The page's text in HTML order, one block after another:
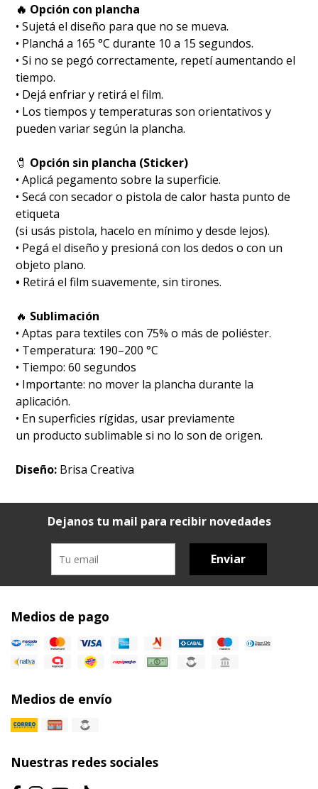
🔥 Opción con plancha
• Sujetá el diseño para que no se mueva.
• Planchá a 165 °C durante 10 a 15 segundos.
• Si no se pegó correctamente, repetí aumentando el
tiempo.
• Dejá enfriar y retirá el film.
• Los tiempos y temperaturas son orientativos y
pueden variar según la plancha.
🧷 Opción sin plancha (Sticker)
• Aplicá pegamento sobre la superficie.
• Secá con secador o pistola de calor hasta punto de
etiqueta
(si usás pistola, hacelo en mínimo y desde lejos).
• Pegá el diseño y presioná con los dedos o con un
objeto plano.
• Retirá el film suavemente, sin tirones.
🔥 Sublimación
•⁠ ⁠Aptas para textiles con 75% o más de poliéster.
•⁠ ⁠Temperatura: 190–200 °C
•⁠ ⁠Tiempo: 60 segundos
•⁠ ⁠Importante: no mover la plancha durante la
aplicación.
• En superficies rígidas, usar previamente
un producto sublimable si no lo son de origen.
Diseño: Brisa Creativa
Dejanos tu mail para recibir novedades
Enviar
Medios de pago
Medios de envío
Nuestras redes sociales